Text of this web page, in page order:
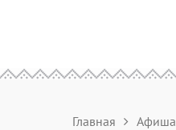
Главная Афиша